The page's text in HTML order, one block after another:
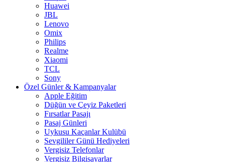
Huawei
JBL
Lenovo
Omix
Philips
Realme
Xiaomi
TCL
Sony
Özel Günler & Kampanyalar
Apple Eğitim
Düğün ve Çeyiz Paketleri
Fırsatlar Pasajı
Pasaj Günleri
Uykusu Kaçanlar Kulübü
Sevgililer Günü Hediyeleri
Vergisiz Telefonlar
Vergisiz Bilgisayarlar